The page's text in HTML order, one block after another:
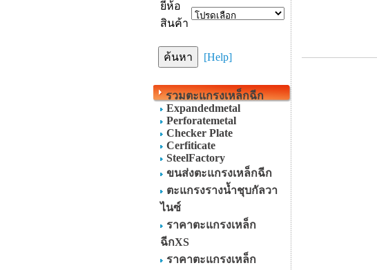
ยี่ห้อ
สินค้า
[Help]
รวมตะแกรงเหล็กฉีก
Expandedmetal
Perforatemetal
Checker Plate
Cerfiticate
SteelFactory
ขนส่งตะแกรงเหล็กฉีก
ตะแกรงรางน้ำชุบกัลวา
ไนซ์
ราคาตะแกรงเหล็ก
ฉีกXS
ราคาตะแกรงเหล็ก